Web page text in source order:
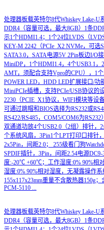
处理器板载英特尔8代Whiskey Lake-
DDR4（容量可选，最大8GB）1条
示1个HDMI1.4；1个24位LVDS（
KEY-M 2242（PCIe_X2 NVMe，可选
SATA3.0，SATA电源5V 2Pin板边I/O
MiniDP，1个HDMI1.4，4个USB3.1，
AMT，须配合支持Vpro的CPU），1
POWER LED，HDD LED扩展接口/
MiniPCIe插槽，支持PCIe/USB协议的
2230（PCIE_X1协议，WIFI模块等设
可通过跳帽和BIOS选择为RS232或
RS422/RS485，COM5/COM6为
双通道功放4个USB2.0（2组）排针，
个系统风扇，3Pin1个LPT打印口排针
2x5Pin，间距2.0； 255级看门狗
SPDIF插针，3Pin，间距2.54电源
度:-20℃ +60℃；工作湿度:0% 90%相
湿度:0% 90%相对湿度，无凝露操作
155x117x23mm重量不含散热器150g；
PCM-5110 ...
处理器板载英特尔8代Whiskey Lake-
DDR4（容量可选，最大8GB）1条